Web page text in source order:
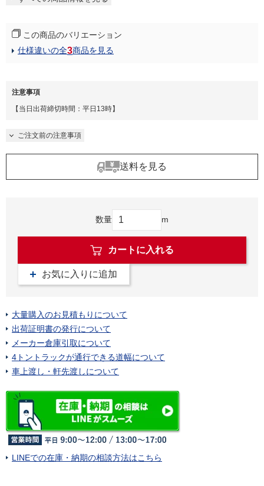
この商品のバリエーション
仕様違いの全3商品を見る
注意事項
【当日出荷締切時間：平日13時】
ご注文前の注意事項
送料を見る
数量 m
カートに入れる
お気に入りに追加
大量購入のお見積もりについて
出荷証明書の発行について
メーカー倉庫引取について
4トントラックが通行できる道幅について
車上渡し・軒先渡しについて
LINEでの在庫・納期の相談方法はこちら